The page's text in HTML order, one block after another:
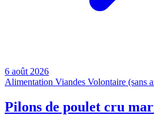
6 août 2026
Alimentation Viandes Volontaire (sans
Pilons de poulet cru